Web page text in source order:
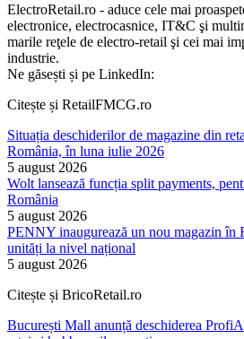
ElectroRetail.ro - aduce cele mai
electronice, electrocasnice, IT&C şi
marile reţele de electro-retail şi cei mai
industrie.
Ne găsești și pe LinkedIn:
Citește și RetailFMCG.ro
Situația deschiderilor de magazine din
România, în luna iulie 2026
5 august 2026
Wolt lansează funcția split payments,
România
5 august 2026
PENNY inaugurează un nou magazin în
unități la nivel național
5 august 2026
Citește și BricoRetail.ro
București Mall anunță deschiderea